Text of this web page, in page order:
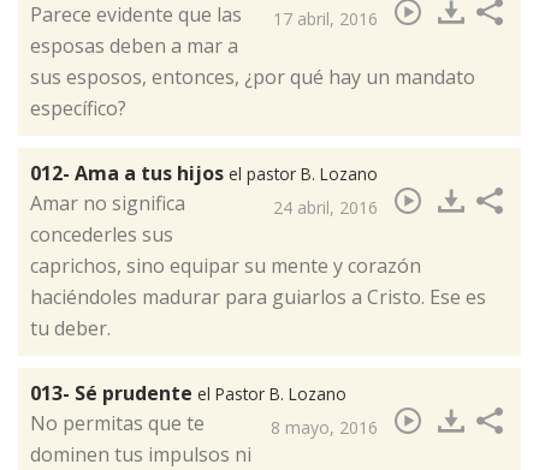
17 abril, 2016
Parece evidente que las
esposas deben a mar a
sus esposos, entonces, ¿por qué hay un mandato
específico?​
012- Ama a tus hijos el pastor B. Lozano
24 abril, 2016
Amar no significa
concederles sus
caprichos, sino equipar su mente y corazón
haciéndoles madurar para guiarlos a Cristo. Ese es
tu deber.​
013- Sé prudente el Pastor B. Lozano
8 mayo, 2016
​No permitas que te
dominen tus impulsos ni